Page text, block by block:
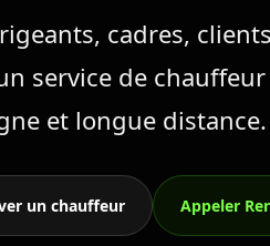
cadres,
service de
et longue distance.
un chauffeur Appeler